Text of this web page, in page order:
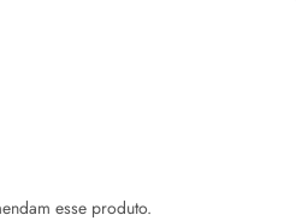
esse produto.